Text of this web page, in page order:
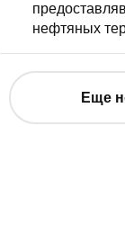
нефтяных
Еще